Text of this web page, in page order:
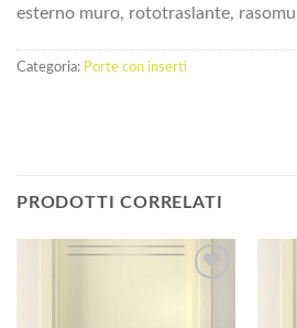
esterno muro, rototraslante,
Categoria: Porte con inserti
PRODOTTI CORRELATI